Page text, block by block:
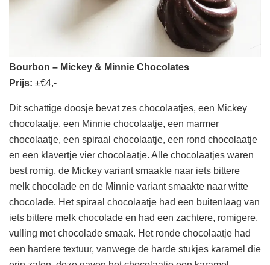
Bourbon – Mickey & Minnie Chocolates
Prijs: ±€4,-
Dit schattige doosje bevat zes chocolaatjes, een Mickey
chocolaatje, een Minnie chocolaatje, een marmer
chocolaatje, een spiraal chocolaatje, een rond chocolaatje
en een klavertje vier chocolaatje. Alle chocolaatjes waren
best romig, de Mickey variant smaakte naar iets bittere
melk chocolade en de Minnie variant smaakte naar witte
chocolade. Het spiraal chocolaatje had een buitenlaag van
iets bittere melk chocolade en had een zachtere, romigere,
vulling met chocolade smaak. Het ronde chocolaatje had
een hardere textuur, vanwege de harde stukjes karamel die